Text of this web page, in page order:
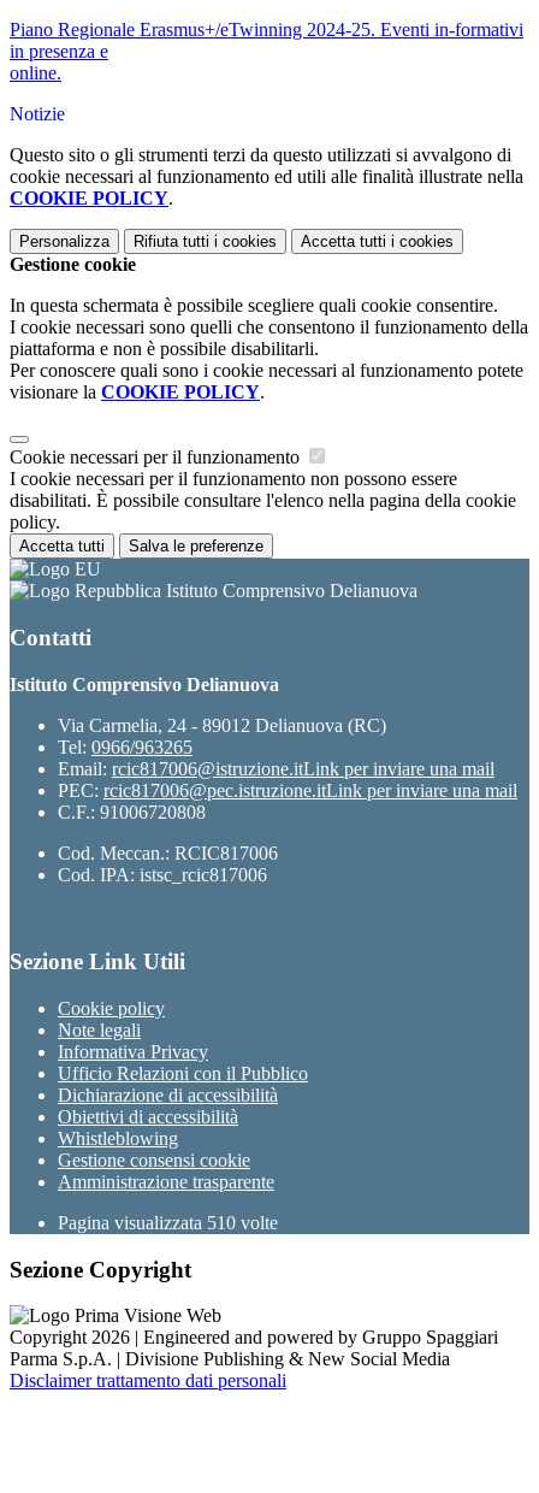
Piano Regionale Erasmus+/eTwinning 2024-25. Eventi in-formativi
in presenza e
online.
Notizie
Questo sito o gli strumenti terzi da questo utilizzati si avvalgono di
cookie necessari al funzionamento ed utili alle finalità illustrate nella
COOKIE POLICY.
Personalizza Rifiuta tutti i cookies Accetta tutti i cookies
Gestione cookie
In questa schermata è possibile scegliere quali cookie consentire.
I cookie necessari sono quelli che consentono il funzionamento della
piattaforma e non è possibile disabilitarli.
Per conoscere quali sono i cookie necessari al funzionamento potete
visionare la COOKIE POLICY.
Cookie necessari per il funzionamento
I cookie necessari per il funzionamento non possono essere
disabilitati. È possibile consultare l'elenco nella pagina della cookie
policy.
Accetta tutti Salva le preferenze
Istituto Comprensivo Delianuova
Contatti
Istituto Comprensivo Delianuova
Via Carmelia, 24 - 89012 Delianuova (RC)
Tel: 0966/963265
Email: rcic817006@istruzione.itLink per inviare una mail
PEC: rcic817006@pec.istruzione.itLink per inviare una mail
C.F.: 91006720808
Cod. Meccan.: RCIC817006
Cod. IPA: istsc_rcic817006
Sezione Link Utili
Cookie policy
Note legali
Informativa Privacy
Ufficio Relazioni con il Pubblico
Dichiarazione di accessibilità
Obiettivi di accessibilità
Whistleblowing
Gestione consensi cookie
Amministrazione trasparente
Pagina visualizzata 510 volte
Sezione Copyright
Copyright 2026 | Engineered and powered by Gruppo Spaggiari
Parma S.p.A. | Divisione Publishing & New Social Media
Disclaimer trattamento dati personali